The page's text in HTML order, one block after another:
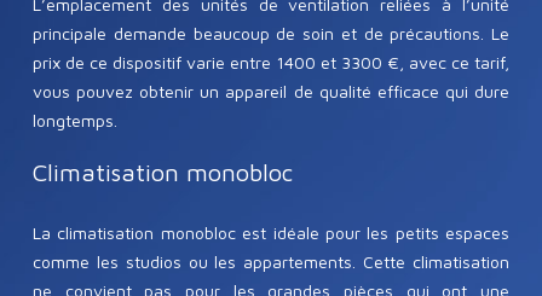
L’emplacement des unités de ventilation reliées à l’unité
principale demande beaucoup de soin et de précautions. Le
prix de ce dispositif varie entre 1400 et 3300 €, avec ce tarif,
vous pouvez obtenir un appareil de qualité efficace qui dure
longtemps.
Climatisation monobloc
La climatisation monobloc est idéale pour les petits espaces
comme les studios ou les appartements. Cette climatisation
ne convient pas pour les grandes pièces qui ont une